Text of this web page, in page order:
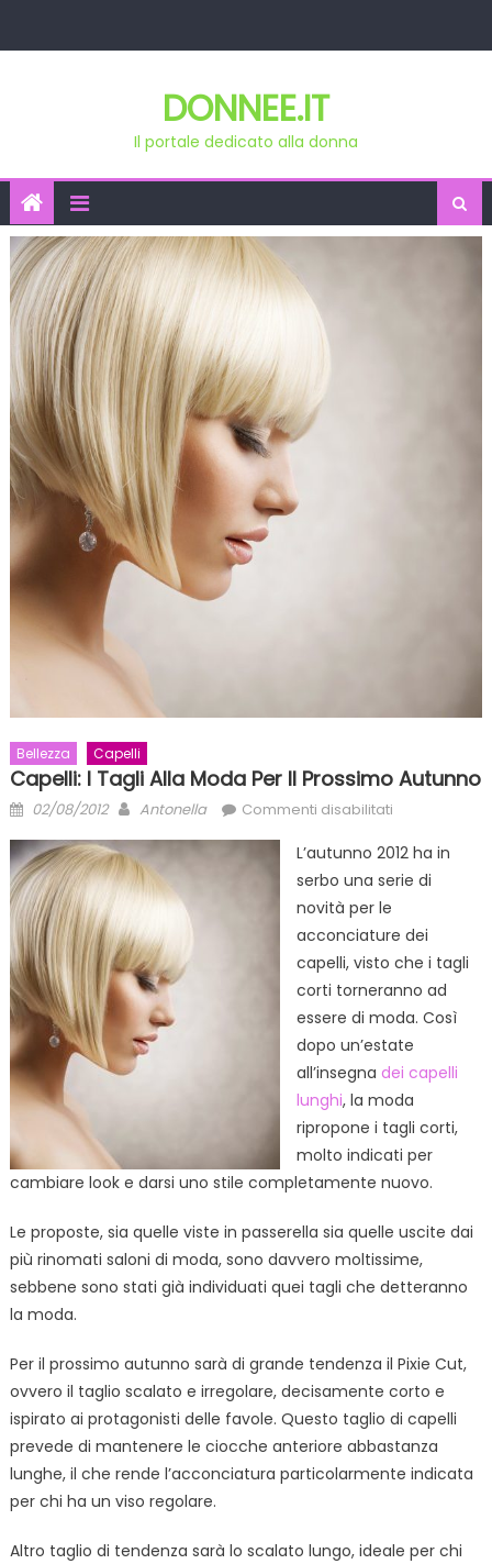
DONNEE.IT
Il portale dedicato alla donna
Bellezza Capelli
Capelli: I Tagli Alla Moda Per Il Prossimo Autunno
Posted
02/08/2012 Author
Antonella Commenti disabilitatisu
i
tagli
moda
per
il
prossimo
autunno
L’autunno 2012 ha in
serbo una serie di
novità per le
acconciature dei
capelli, visto che i tagli
corti torneranno ad
essere di moda. Così
dopo un’estate
all’insegna dei capelli
lunghi, la moda
ripropone i tagli corti,
molto indicati per
cambiare look e darsi uno stile completamente nuovo.
Le proposte, sia quelle viste in passerella sia quelle uscite dai
più rinomati saloni di moda, sono davvero moltissime,
sebbene sono stati già individuati quei tagli che detteranno
la moda.
Per il prossimo autunno sarà di grande tendenza il Pixie Cut,
ovvero il taglio scalato e irregolare, decisamente corto e
ispirato ai protagonisti delle favole. Questo taglio di capelli
prevede di mantenere le ciocche anteriore abbastanza
lunghe, il che rende l’acconciatura particolarmente indicata
per chi ha un viso regolare.
Altro taglio di tendenza sarà lo scalato lungo, ideale per chi